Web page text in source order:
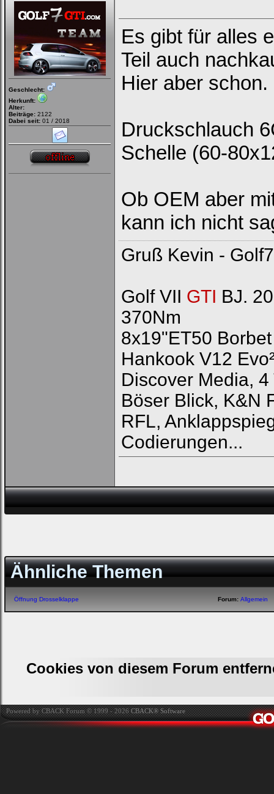
Geschlecht:
Herkunft:
Alter:
Beiträge: 2122
Dabei seit: 01 / 2018
Es gibt für alles
Teil auch
Hier aber schon.
Druckschlauch
Schelle (60-
Ob OEM aber
kann ich nicht
Gruß Kevin - Golf7
Golf VII GTI BJ.
370Nm
8x19"ET50
Hankook V12
Discover Media,
Böser Blick, K&N
RFL,
Codierungen...
Ähnliche Themen
Öffnung Drosselklappe Forum: Allgemein
Cookies von diesem Forum
Powered by CBACK Forum © 1999 - 2026CBACK® Software